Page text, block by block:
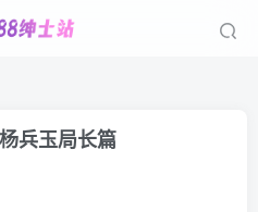
兵玉局长篇